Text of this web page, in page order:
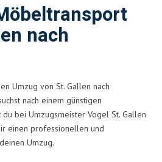
nach
Umzug von St. Gallen nach
nach einem günstigen
bei Umzugsmeister Vogel St. Gallen
einen professionellen und
Umzug.